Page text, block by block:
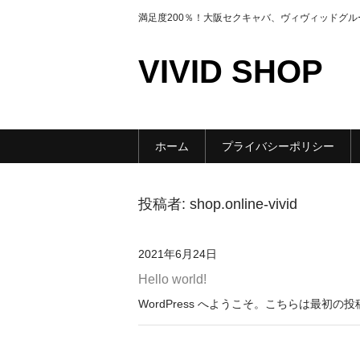
満足度200％！大阪セクキャバ、ヴィヴィッドグル
VIVID SHOP
ホーム プライバシーポリシー
投稿者: shop.online-vivid
2021年6月24日
Hello world!
WordPress へようこそ。こちらは最初の